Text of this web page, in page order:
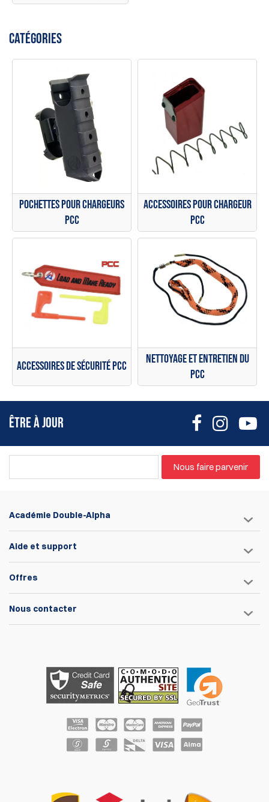
CATÉGORIES
Pochettes pour chargeurs
PCC
Accessoires pour chargeur
PCC
Accessoires de sécurité PCC
Nettoyage et entretien du
PCC
ÊTRE À JOUR
Nous faire parvenir
Académie Double-Alpha
Aide et support
Offres
Nous contacter